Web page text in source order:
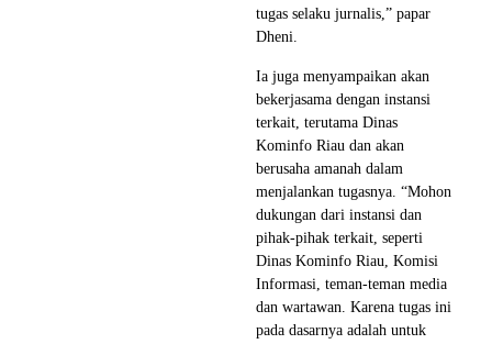
tugas selaku jurnalis,” papar
Dheni.
Ia juga menyampaikan akan
bekerjasama dengan instansi
terkait, terutama Dinas
Kominfo Riau dan akan
berusaha amanah dalam
menjalankan tugasnya. “Mohon
dukungan dari instansi dan
pihak-pihak terkait, seperti
Dinas Kominfo Riau, Komisi
Informasi, teman-teman media
dan wartawan. Karena tugas ini
pada dasarnya adalah untuk